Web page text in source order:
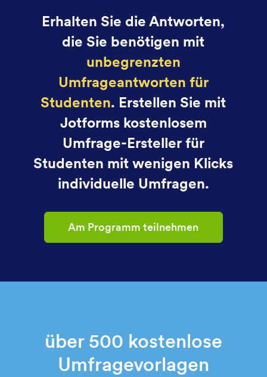
Erhalten Sie die Antworten,
die Sie benötigen mit
unbegrenzten
Umfrageantworten für
Studenten. Erstellen Sie mit
Jotforms kostenlosem
Umfrage-Ersteller für
Studenten mit wenigen Klicks
individuelle Umfragen.
Am Programm teilnehmen
über 500 kostenlose
Umfragevorlagen